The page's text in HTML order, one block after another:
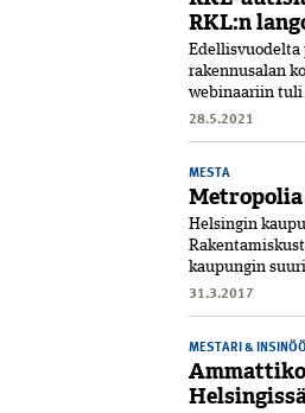
RKL:n
Edellisvuodelta
rakennusalan
webinaariin tuli
28.5.2021
MESTA
Helsingin
kaupungin
31.3.2017
MESTARI &